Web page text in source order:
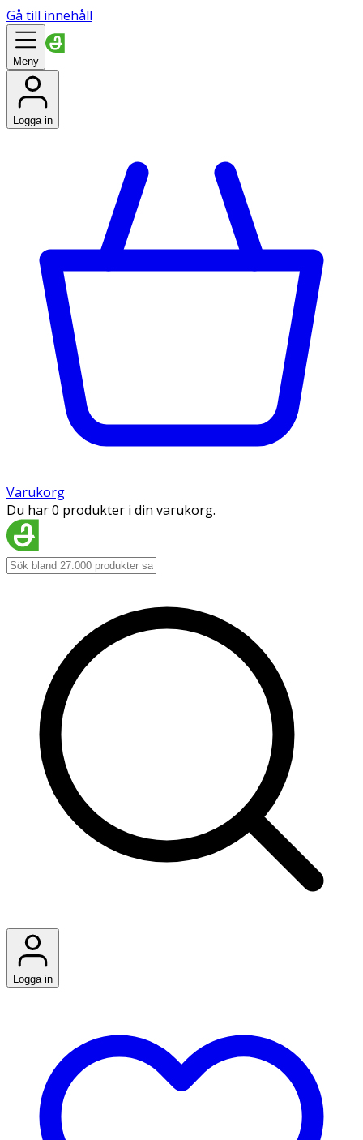
Gå till innehåll
Meny
Logga in
Varukorg
Du har 0 produkter i din varukorg.
Logga in